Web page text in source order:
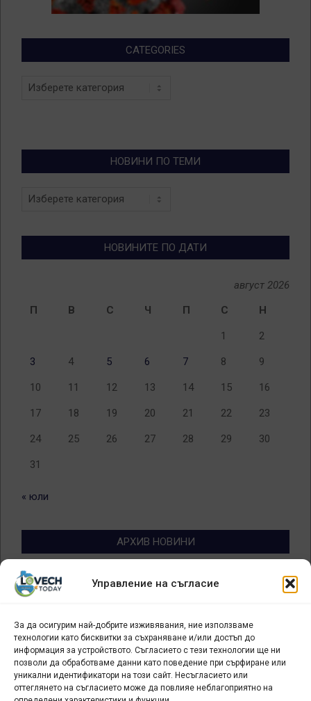
Управление на съгласие
За да осигурим най-добрите изживявания, ние използваме
технологии като бисквитки за съхраняване и/или достъп до
информация за устройството. Съгласието с тези технологии ще ни
позволи да обработваме данни като поведение при сърфиране или
уникални идентификатори на този сайт. Несъгласието или
оттеглянето на съгласието може да повлияе неблагоприятно на
CATEGORIES
Categories
НОВИНИ ПО ТЕМИ
Новини
НОВИНИТЕ ПО ДАТИ
август 2026
П
В С Ч П С Н
1 2
3 4 5 6 7 8 9
10 11 12 13 14 15 16
17 18 19 20 21 22 23
24 25 26 27 28 29 30
31
« юли
АРХИВ НОВИНИ
Архив
новини
БИЗНЕС
Арт галерия "Мостове" – магазин за изкуство
СЕВЕРОЗАПАДА ИНФОРМАЦИОНЕН БИЗНЕС
ТУРИСТИЧЕСКИ КЛЪСТЕР